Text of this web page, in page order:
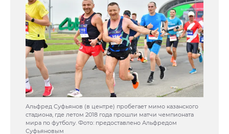
Альфред Суфьянов (в центре) пробегает мимо казанского
стадиона, где летом 2018 года прошли матчи чемпионата
мира по футболу. Фото: предоставлено Альфредом
Суфьяновым